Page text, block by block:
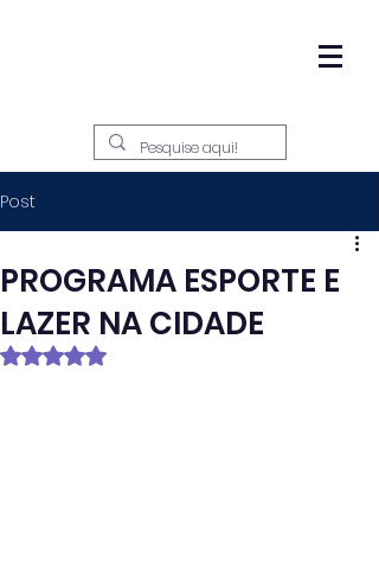
Post
PROGRAMA ESPORTE E
LAZER NA CIDADE
Avaliado com NaN de 5 estrelas.